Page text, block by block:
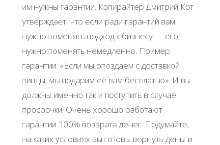
им нужны гарантии. Копирайтер Дмитрий Кот
утверждает, что если ради гарантий вам
нужно поменять подход к бизнесу — его
нужно поменять немедленно. Пример
гарантии: «Если мы опоздаем с доставкой
пиццы, мы подарим её вам бесплатно». И вы
должны именно так и поступить в случае
просрочки! Очень хорошо работают
гарантии 100% возврата денег. Подумайте,
на каких условиях вы готовы вернуть деньги